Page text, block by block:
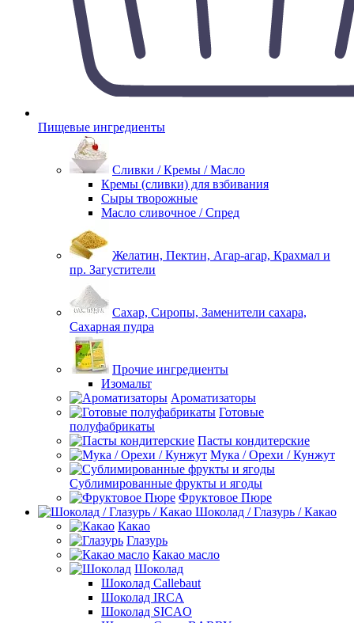
Пищевые ингредиенты
Сливки / Кремы / Масло
Кремы (сливки) для взбивания
Сыры творожные
Масло сливочное / Спред
Желатин, Пектин, Агар-агар, Крахмал и
пр. Загустители
Сахар, Сиропы, Заменители сахара,
Сахарная пудра
Прочие ингредиенты
Изомальт
Ароматизаторы
Готовые
полуфабрикаты
Пасты кондитерские
Мука / Орехи / Кунжут
Сублимированные фрукты и ягоды
Фруктовое Пюре
Шоколад / Глазурь / Какао
Какао
Глазурь
Какао масло
Шоколад
Шоколад Callebaut
Шоколад IRCA
Шоколад SICAO